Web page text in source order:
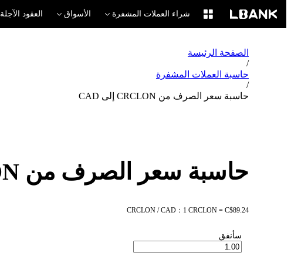
شراء العملات المشفرة الأسواق العقود الآجلة
الصفحة الرئيسة
/
حاسبة العملات المشفرة
/
حاسبة سعر الصرف من CRCLON إلى CAD
حاسبة سعر الصرف من CRCLON إلى CAD
CRCLON / CAD：1 CRCLON = C$89.24
سأنفق